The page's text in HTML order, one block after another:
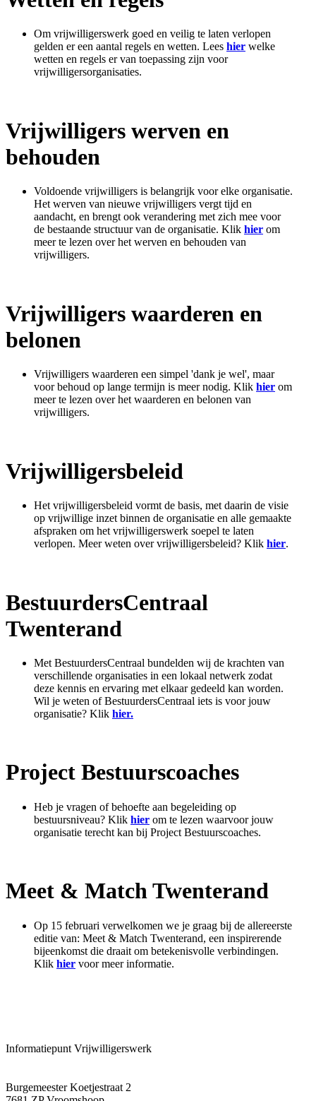
Om vrijwilligerswerk goed en veilig te laten verlopen
gelden er een aantal regels en wetten. Lees hier welke
wetten en regels er van toepassing zijn voor
vrijwilligersorganisaties.
Vrijwilligers werven en
behouden
Voldoende vrijwilligers is belangrijk voor elke organisatie.
Het werven van nieuwe vrijwilligers vergt tijd en
aandacht, en brengt ook verandering met zich mee voor
de bestaande structuur van de organisatie. Klik hier om
meer te lezen over het werven en behouden van
vrijwilligers.
Vrijwilligers waarderen en
belonen
Vrijwilligers waarderen een simpel 'dank je wel', maar
voor behoud op lange termijn is meer nodig. Klik hier om
meer te lezen over het waarderen en belonen van
vrijwilligers.
Vrijwilligersbeleid
Het vrijwilligersbeleid vormt de basis, met daarin de visie
op vrijwillige inzet binnen de organisatie en alle gemaakte
afspraken om het vrijwilligerswerk soepel te laten
verlopen. Meer weten over vrijwilligersbeleid? Klik hier.
BestuurdersCentraal
Twenterand
Met BestuurdersCentraal bundelden wij de krachten van
verschillende organisaties in een lokaal netwerk zodat
deze kennis en ervaring met elkaar gedeeld kan worden.
Wil je weten of BestuurdersCentraal iets is voor jouw
organisatie? Klik hier.
Project Bestuurscoaches
Heb je vragen of behoefte aan begeleiding op
bestuursniveau? Klik hier om te lezen waarvoor jouw
organisatie terecht kan bij Project Bestuurscoaches.
Meet & Match Twenterand
Op 15 februari verwelkomen we je graag bij de allereerste
editie van: Meet & Match Twenterand, een inspirerende
bijeenkomst die draait om betekenisvolle verbindingen.
Klik hier voor meer informatie.
Informatiepunt Vrijwilligerswerk
Burgemeester Koetjestraat 2